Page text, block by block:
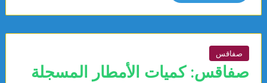
صفاقس
صفاقس: كميات الأمطار المسجلة